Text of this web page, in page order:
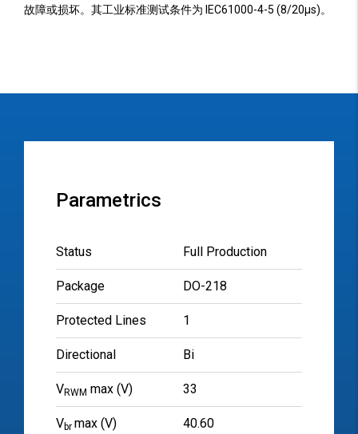
故障或损坏。其工业标准测试条件为 IEC61000-4-5 (8/20µs)。
Parametrics
Status Full Production
Package DO-218
Protected Lines 1
Directional Bi
VRWM max (V) 33
Vbr max (V) 40.60